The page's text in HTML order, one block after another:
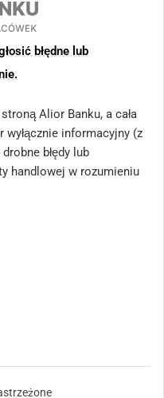
błędne lub
Alior Banku, a cała
informacyjny (z
błędy lub
handlowej w rozumieniu